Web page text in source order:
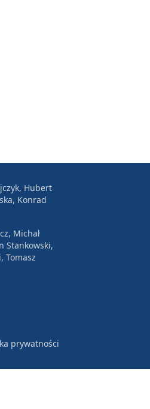
Hubert
Konrad
Michał
Stankowski,
Tomasz
prywatności